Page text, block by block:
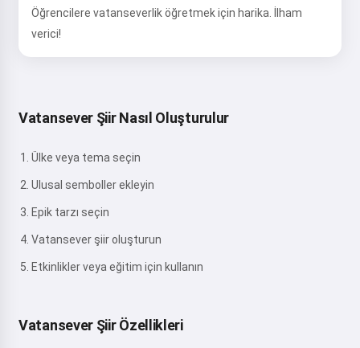
Öğrencilere vatanseverlik öğretmek için harika. İlham
verici!
Vatansever Şiir Nasıl Oluşturulur
Ülke veya tema seçin
Ulusal semboller ekleyin
Epik tarzı seçin
Vatansever şiir oluşturun
Etkinlikler veya eğitim için kullanın
Vatansever Şiir Özellikleri